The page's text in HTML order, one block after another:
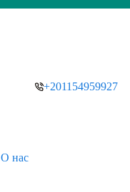
+201154959927
О нас